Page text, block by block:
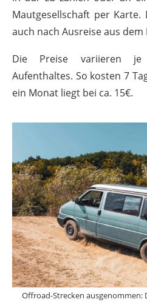
Mautgesellschaft per
auch nach Ausreise aus
Die Preise variieren je
Aufenthaltes. So kosten 7
ein Monat liegt bei ca. 15€.
Offroad-Strecken ausgenommen: